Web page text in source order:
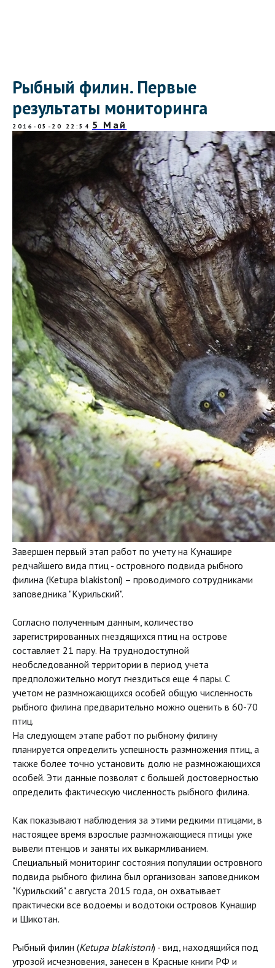
Рыбный филин. Первые
результаты мониторинга
2016-05-20 22:54 5 Май
Завершен первый этап работ по учету на Кунашире
редчайшего вида птиц - островного подвида рыбного
филина (Ketupa blakistoni) – проводимого сотрудниками
заповедника "Курильский".
Согласно полученным данным, количество
зарегистрированных гнездящихся птиц на острове
составляет 21 пару. На труднодоступной
необследованной территории в период учета
предположительно могут гнездиться еще 4 пары. С
учетом не размножающихся особей общую численность
рыбного филина предварительно можно оценить в 60-70
птиц.
На следующем этапе работ по рыбному филину
планируется определить успешность размножения птиц, а
также более точно установить долю не размножающихся
особей. Эти данные позволят с большей достоверностью
определить фактическую численность рыбного филина.
Как показывают наблюдения за этими редкими птицами, в
настоящее время взрослые размножающиеся птицы уже
вывели птенцов и заняты их выкармливанием.
Специальный мониторинг состояния популяции островного
подвида рыбного филина был организован заповедником
"Курильский" с августа 2015 года, он охватывает
практически все водоемы и водотоки островов Кунашир
и Шикотан.
Рыбный филин (Ketupa blakistoni) - вид, находящийся под
угрозой исчезновения, занесен в Красные книги РФ и